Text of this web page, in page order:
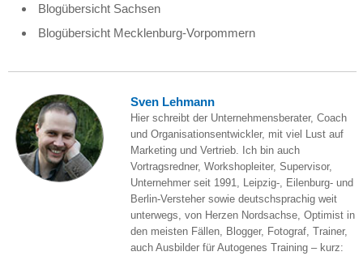
Blogübersicht Sachsen
Blogübersicht Mecklenburg-Vorpommern
Sven Lehmann
Hier schreibt der Unternehmensberater, Coach
und Organisationsentwickler, mit viel Lust auf
Marketing und Vertrieb. Ich bin auch
Vortragsredner, Workshopleiter, Supervisor,
Unternehmer seit 1991, Leipzig-, Eilenburg- und
Berlin-Versteher sowie deutschsprachig weit
unterwegs, von Herzen Nordsachse, Optimist in
den meisten Fällen, Blogger, Fotograf, Trainer,
auch Ausbilder für Autogenes Training – kurz: